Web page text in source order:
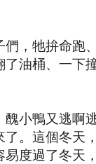
，牠拚命跑
油桶、一下
小鴨又逃啊
。這個冬天
度過了冬天